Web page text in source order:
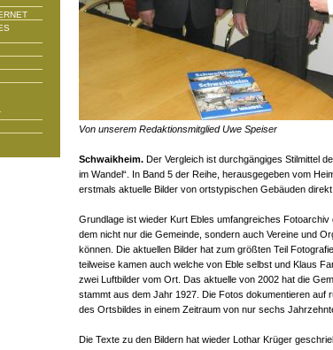
Von unserem Redaktionsmitglied Uwe Speiser
Schwaikheim. Der Vergleich ist durchgängiges Stilmittel
im Wandel“. In Band 5 der Reihe, herausgegeben vom
erstmals aktuelle Bilder von ortstypischen Gebäuden direkt
Grundlage ist wieder Kurt Ebles umfangreiches
dem nicht nur die Gemeinde, sondern auch Vereine und
können. Die aktuellen Bilder hat zum größten Teil
teilweise kamen auch welche von Eble selbst und Klaus
zwei Luftbilder vom Ort. Das aktuelle von 2002 hat die
stammt aus dem Jahr 1927. Die Fotos dokumentieren auf
des Ortsbildes in einem Zeitraum von nur sechs
Die Texte zu den Bildern hat wieder Lothar Krüger